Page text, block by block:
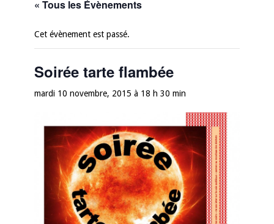
« Tous les Évènements
Cet évènement est passé.
Soirée tarte flambée
mardi 10 novembre, 2015 à 18 h 30 min